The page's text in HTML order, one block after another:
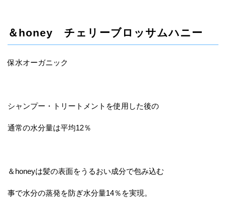
＆honey チェリーブロッサムハニー
保水オーガニック
シャンプー・トリートメントを使用した後の
通常の水分量は平均12％
＆honeyは髪の表面をうるおい成分で包み込む
事で水分の蒸発を防ぎ水分量14％を実現。